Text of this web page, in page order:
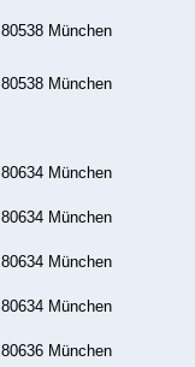
80538 München
80538 München
80634 München
80634 München
80634 München
80634 München
80636 München